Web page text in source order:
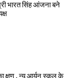
भारत सिंह आंजना बने